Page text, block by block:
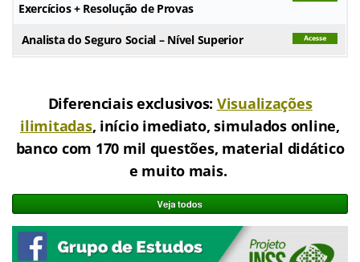
Exercícios + Resolução de Provas
Analista do Seguro Social – Nível Superior
Diferenciais exclusivos: Visualizações
ilimitadas, início imediato, simulados online,
banco com 170 mil questões, material didático
e muito mais.